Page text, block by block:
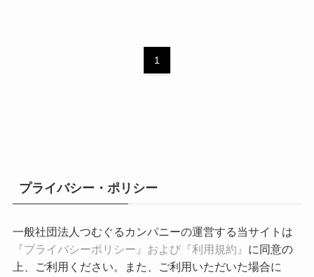
1
プライバシー・ポリシー
一般社団法人つむぐるカンパニーの運営する当サイトは
『プライバシーポリシー』および『利用規約』 に同意の
上、ご利用ください。また、ご利用いただいた場合に